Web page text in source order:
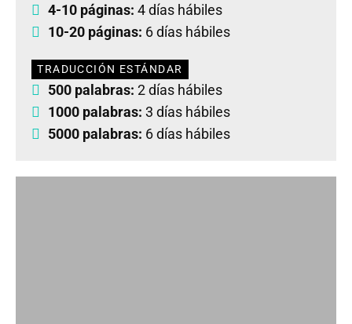
4-10 páginas: 4 días hábiles
10-20 páginas: 6 días hábiles
TRADUCCIÓN ESTÁNDAR
500 palabras: 2 días hábiles
1000 palabras: 3 días hábiles
5000 palabras: 6 días hábiles